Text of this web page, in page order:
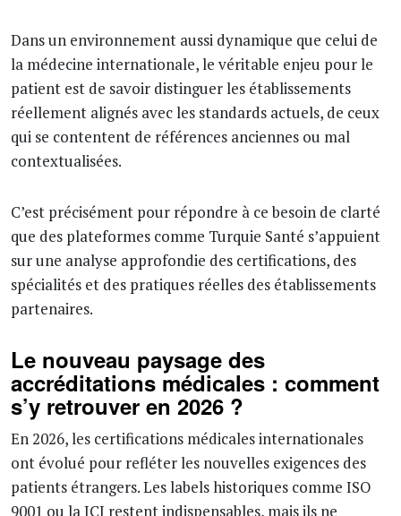
Dans un environnement aussi dynamique que celui de
la médecine internationale, le véritable enjeu pour le
patient est de savoir distinguer les établissements
réellement alignés avec les standards actuels, de ceux
qui se contentent de références anciennes ou mal
contextualisées.
C’est précisément pour répondre à ce besoin de clarté
que des plateformes comme Turquie Santé s’appuient
sur une analyse approfondie des certifications, des
spécialités et des pratiques réelles des établissements
partenaires.
Le nouveau paysage des
accréditations médicales : comment
s’y retrouver en 2026 ?
En 2026, les certifications médicales internationales
ont évolué pour refléter les nouvelles exigences des
patients étrangers. Les labels historiques comme ISO
9001 ou la JCI restent indispensables, mais ils ne